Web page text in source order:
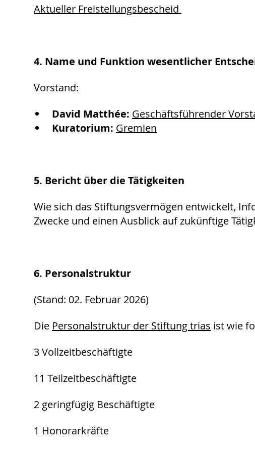
Aktueller Freistellungsbescheid
4. Name und Funktion wesentlicher
Vorstand:
David Matthée: Geschäftsführender
Kuratorium: Gremien
5. Bericht über die Tätigkeiten
Wie sich das Stiftungsvermögen entwickelt,
Zwecke und einen Ausblick auf zukünftige
6. Personalstruktur
(Stand: 02. Februar 2026)
Die Personalstruktur der Stiftung trias ist wie
3 Vollzeitbeschäftigte
11 Teilzeitbeschäftigte
2 geringfügig Beschäftigte
1 Honorarkräfte